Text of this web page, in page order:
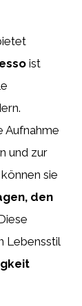
ist
Aufnahme
und zur
sie
den
Lebensstil